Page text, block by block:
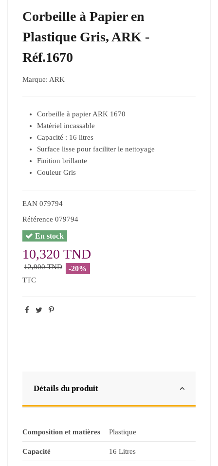
Corbeille à Papier en
Plastique Gris, ARK -
Réf.1670
Marque: ARK
Corbeille à papier ARK 1670
Matériel incassable
Capacité : 16 litres
Surface lisse pour faciliter le nettoyage
Finition brillante
Couleur Gris
EAN 079794
Référence 079794
En stock
10,320 TND
12,900 TND -20%
TTC
Détails du produit
Composition et matières Plastique
Capacité 16 Litres